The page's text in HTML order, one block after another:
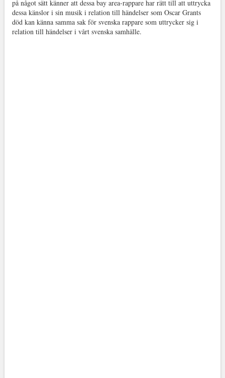
på något sätt känner att dessa bay area-rappare har rätt till att uttrycka
dessa känslor i sin musik i relation till händelser som Oscar Grants
död kan känna samma sak för svenska rappare som uttrycker sig i
relation till händelser i vårt svenska samhälle.